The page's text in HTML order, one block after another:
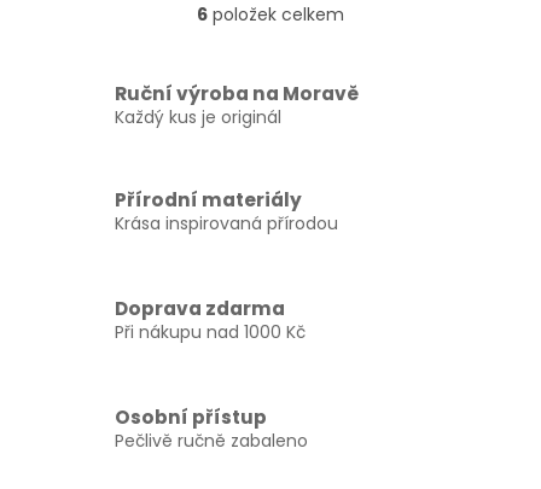
O
á
d
í
p
r
y
v
ý
u
6 položek celkem
Ruční výroba na Moravě
Každý kus je originál
Přírodní materiály
Krása inspirovaná přírodou
Doprava zdarma
Při nákupu nad 1000 Kč
Osobní přístup
Pečlivě ručně zabaleno